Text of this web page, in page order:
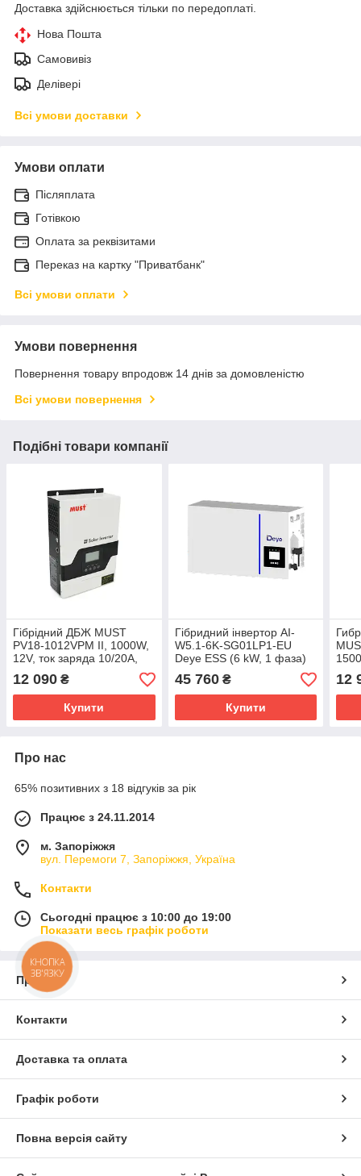
Доставка здійснюється тільки по передоплаті.
Нова Пошта
Самовивіз
Делівері
Всі умови доставки
Умови оплати
Післяплата
Готівкою
Оплата за реквізитами
Переказ на картку "Приватбанк"
Всі умови оплати
Умови повернення
Повернення товару впродовж 14 днів за домовленістю
Всі умови повернення
Подібні товари компанії
Гiбрiдний ДБЖ MUST
PV18-1012VPM II, 1000W,
12V, ток заряда 10/20A,
160-275V, MPPT (45А, 105
Vdc)
12 090 ₴
Купити
Гібридний інвертор AI-
W5.1-6K-SG01LP1-EU
Deye ESS (6 kW, 1 фаза)
45 760₴
Купити
12
Про нас
65% позитивних з 18 відгуків за рік
Працює з 24.11.2014
м. Запоріжжя
вул. Перемоги 7, Запоріжжя, Україна
Контакти
Сьогодні працює з 10:00 до 19:00
Показати весь графік роботи
Про нас
Контакти
Доставка та оплата
Графік роботи
Повна версія сайту
КНОПКА
ЗВ'ЯЗКУ